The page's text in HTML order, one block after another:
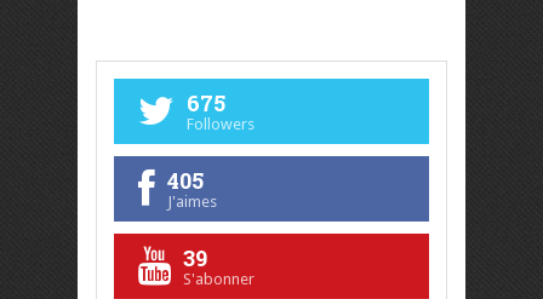
675
Followers
405
J'aimes
39
S'abonner